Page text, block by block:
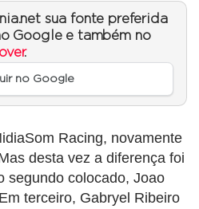
sua fonte preferida
Google e também no
.
no Google
Racing, novamente
desta vez a diferença foi
segundo colocado, Joao
terceiro, Gabryel Ribeiro